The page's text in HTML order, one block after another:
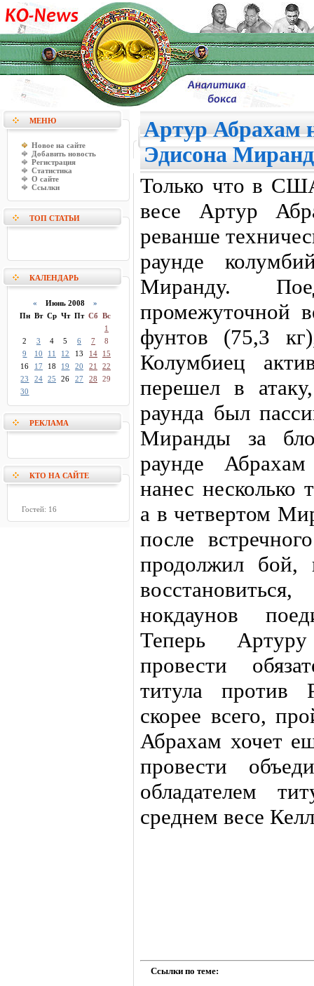
МЕНЮ
Новое на сайте
Добавить новость
Регистрация
Статистика
О сайте
Ссылки
ТОП СТАТЬИ
КАЛЕНДАРЬ
« Июнь 2008 »
Пн Вт Ср Чт Пт Сб Вс
1
2
3 4 5 6 7
8
9
10 11 12 13 14
15
16
17 18 19 20 21
22
23
24 25 26 27 28
29
30
РЕКЛАМА
КТО НА САЙТЕ
Гостей: 16
Артур Абрахам
Эдисона
Только что в
весе Артур
реванше
раунде
Миранду.
промежуточной
фунтов (75,3
Колумбиец
перешел в
раунда был
Миранды за
раунде
нанес несколько
а в четвертом
после
продолжил
нокдаунов
Теперь
провести
титула против
скорее всего,
Абрахам хочет
провести
обладателем
среднем весе
Ссылки по теме: